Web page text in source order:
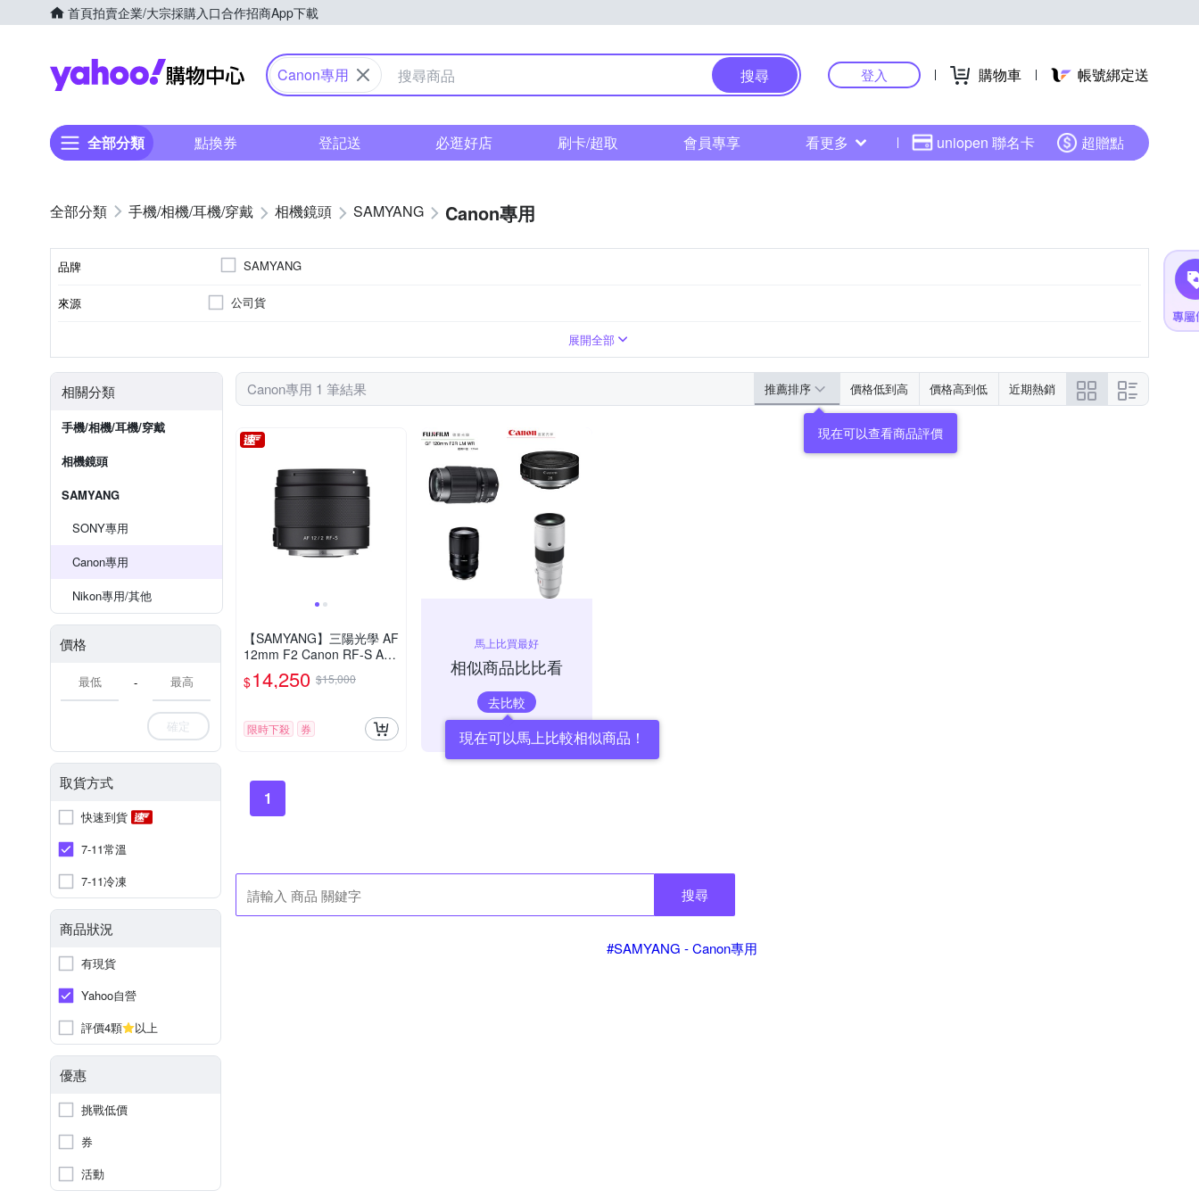
首頁拍賣企業/大宗採購入口合作招商App下載
Yahoo購物中心
Canon專用 搜尋 登入 購物車 帳號綁定送
全部分類 點換券 登記送 必逛好店 刷卡/超取 會員專享 看更多 uniopen 聯名卡 超贈點
手機/相機/耳機/穿戴 相機鏡頭 SAMYANG Canon專用
品牌 SAMYANG
來源 公司貨
展開全部
相關分類
手機/相機/耳機/穿戴
相機鏡頭
SAMYANG
SONY專用
Canon專用
Nikon專用/其他
價格
-
確定
取貨方式
快速到貨
7-11常溫
7-11冷凍
商品狀況
有現貨
Yahoo自營
評價4顆
以上
優惠
挑戰低價
券
活動
Canon專用 1 筆結果 推薦排序 價格低到高 價格高到低 近期熱銷
現在可以查看商品評價
【SAMYANG】三陽光學 AF
12mm F2 Canon RF-S AP
S-C 自動對焦鏡頭 公司貨
$14,250 $15,000
限時下殺 券
馬上比買最好
相似商品比比看
去比較
現在可以馬上比較相似商品！
1
搜尋
#SAMYANG - Canon專用